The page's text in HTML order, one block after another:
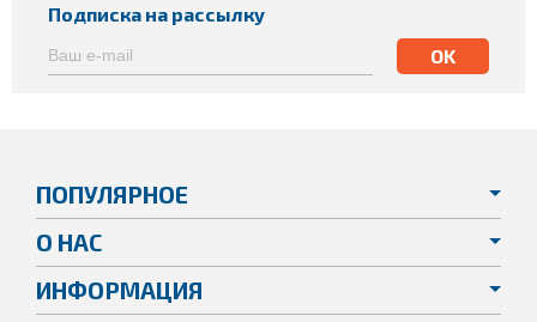
Подписка на рассылку
ПОПУЛЯРНОЕ
О НАС
ИНФОРМАЦИЯ